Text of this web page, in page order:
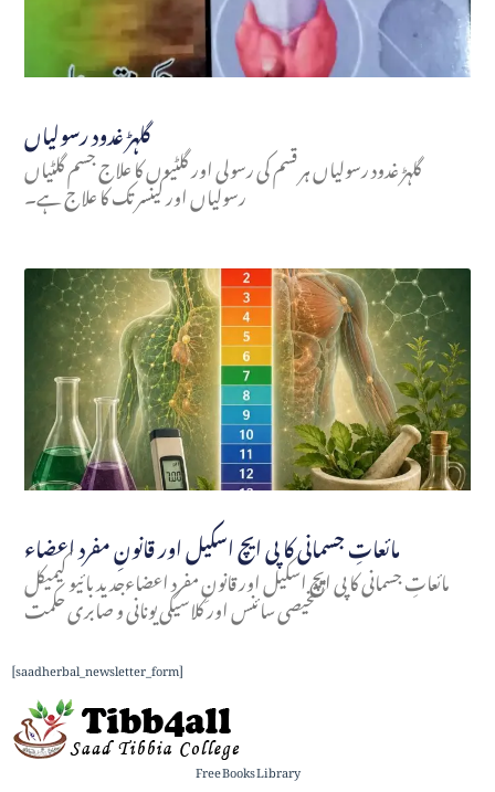
گلہڑ غدود رسولیاں
گلہڑ غدود رسولیاں ہر قسم کی رسولی اور گلٹیوں کا علاج جسم گلٹیاں
رسولیاں اور کینسر تک کا علاج ہے۔
مائعاتِ جسمانی کا پی ایچ اسکیل اور قانونِ مفرد اعضاء
مائعاتِ جسمانی کا پی ایچ اسکیل اور قانونِ مفرد اعضاءجدید بائیو کیمیکل
تشخیصی سائنس اور کلاسیکی یونانی و صابری حکمت
[saadherbal_newsletter_form]
Free Books Library